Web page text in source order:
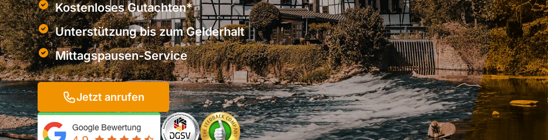
Kostenloses Gutachten*
Unterstützung bis zum Gelderhalt
Mittagspausen-Service
Jetzt anrufen